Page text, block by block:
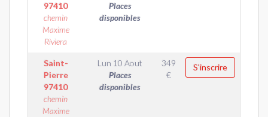
97410
chemin
Maxime
Riviera
Places
disponibles
Saint-
Pierre
97410
chemin
Maxime
Lun 10 Aout
Places
disponibles
349
€
S'inscrire